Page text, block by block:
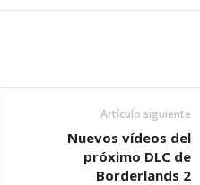
Artículo siguiente
Nuevos vídeos del
próximo DLC de
Borderlands 2